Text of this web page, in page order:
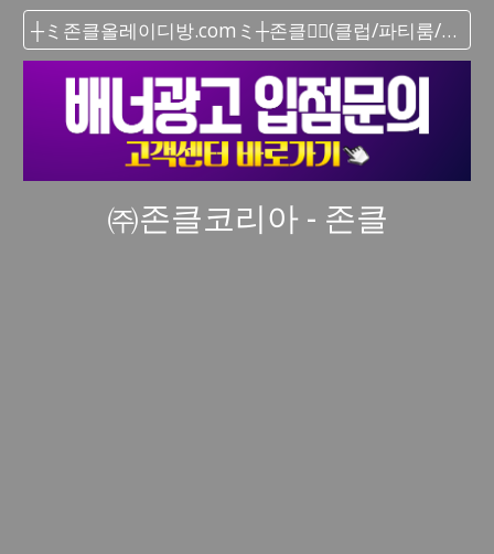
┼ミ존클올레이디방.comミ┼존클❤️‍🔥(클럽/파티룸/가라오케) - 단톡방
㈜존클코리아 - 존클